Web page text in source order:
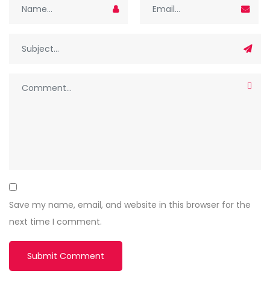
Save my name, email, and website in this browser for the
next time I comment.